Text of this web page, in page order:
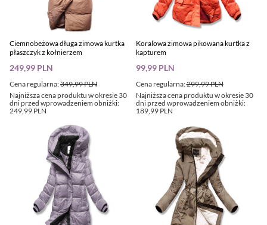
Ciemnobeżowa długa zimowa kurtka
płaszczyk z kołnierzem
Cena regularna:349,99 PLN
249,99 PLN
Najniższa cena produktu w okresie 30
dni przed wprowadzeniem obniżki:
249,99 PLN
Koralowa zimowa pikowana kurtka z
kapturem
Cena regularna:299,99 PLN
99,99 PLN
Najniższa cena produktu w okresie 30
dni przed wprowadzeniem obniżki:
189,99 PLN